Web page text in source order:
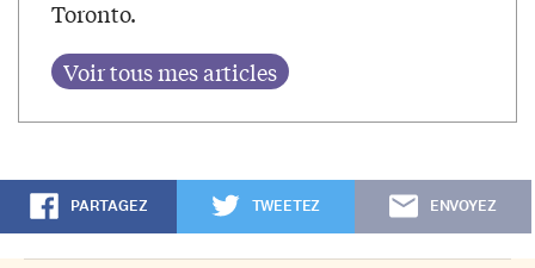
Toronto.
PARTAGEZ TWEETEZ ENVOYEZ